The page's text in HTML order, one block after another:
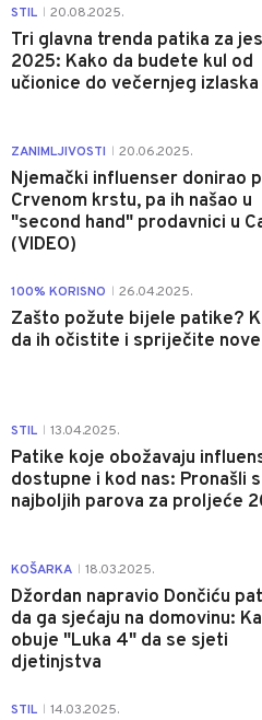
STIL 20.08.2025.
Tri glavna trenda patika za
2025: Kako da budete kul od
učionice do večernjeg izlaska
ZANIMLJIVOSTI 20.06.2025.
Njemački influenser donirao
Crvenom krstu, pa ih našao u
"second hand" prodavnici u
(VIDEO)
100% KORISNO 26.04.2025.
Zašto požute bijele patike?
da ih očistite i spriječite
STIL 13.04.2025.
Patike koje obožavaju
dostupne i kod nas: Pronašli
najboljih parova za proljeće
KOŠARKA 18.03.2025.
Džordan napravio Dončiću
da ga sjećaju na domovinu:
obuje "Luka 4" da se sjeti
djetinjstva
STIL 14.03.2025.